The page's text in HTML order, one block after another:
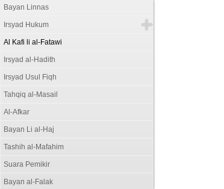
Bayan Linnas
Irsyad Hukum
Al Kafi li al-Fatawi
Irsyad al-Hadith
Irsyad Usul Fiqh
Tahqiq al-Masail
Al-Afkar
Bayan Li al-Haj
Tashih al-Mafahim
Suara Pemikir
Bayan al-Falak